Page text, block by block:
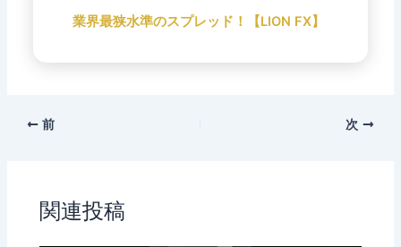
業界最狭水準のスプレッド！【LION FX】
前 次
関連投稿